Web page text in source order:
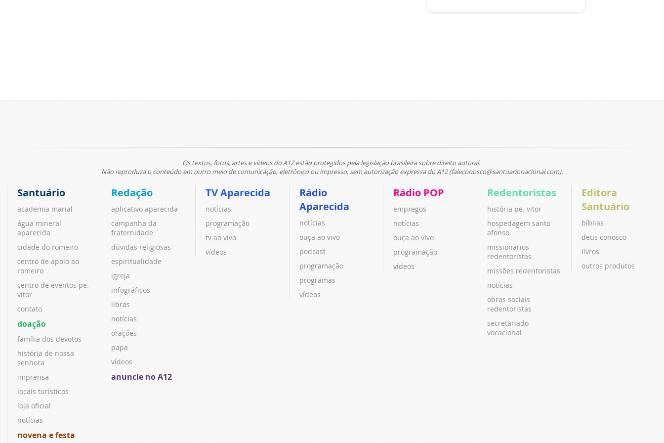
Os textos, fotos, artes e vídeos do A12 estão protegidos pela legislação brasileira sobre direito autoral.
Não reproduza o conteúdo em outro meio de comunicação, eletrônico ou impresso, sem autorização expressa do A12 (faleconosco@santuarionacional.com).
Santuário
academia marial
água mineral
aparecida
cidade do romeiro
centro de apoio ao
romeiro
centro de eventos pe.
vitor
contato
doação
família dos devotos
história de nossa
senhora
imprensa
locais turísticos
loja oficial
notícias
novena e festa
Redação
aplicativo aparecida
campanha da
fraternidade
dúvidas religiosas
espiritualidade
igreja
infográficos
libras
notícias
orações
papa
vídeos
anuncie no A12
TV Aparecida
notícias
programação
tv ao vivo
vídeos
Rádio
Aparecida
notícias
ouça ao vivo
podcast
programação
programas
vídeos
Rádio POP
empregos
notícias
ouça ao vivo
programação
vídeos
Redentoristas
história pe. vitor
hospedagem santo
afonso
missionários
redentoristas
missões redentoristas
notícias
obras sociais
redentoristas
secretariado
vocacional
Editora
Santuário
bíblias
deus conosco
livros
outros produtos